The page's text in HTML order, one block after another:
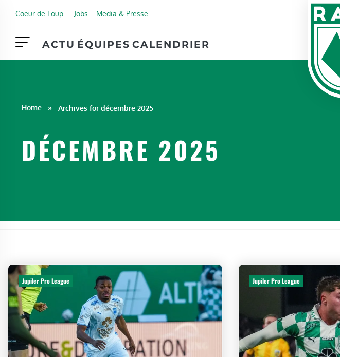
Coeur de Loup Jobs Media & Presse
ACTU ÉQUIPES CALENDRIER
DÉCEMBRE 2025
Home » Archives for décembre 2025
Jupiler Pro League Jupiler Pro League